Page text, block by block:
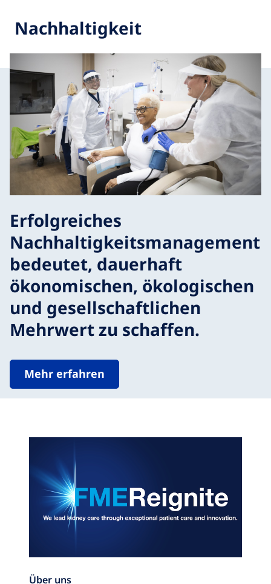
Nachhaltigkeit
Erfolgreiches
Nachhaltigkeitsmanagement
bedeutet, dauerhaft
ökonomischen, ökologischen
und gesellschaftlichen
Mehrwert zu schaffen.
Mehr erfahren
Über uns